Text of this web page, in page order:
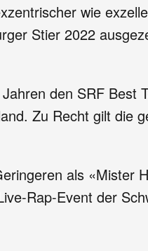
wie
Stier 2022
den SRF Best
Zu Recht gilt die
als «Mister
Rap-Event der